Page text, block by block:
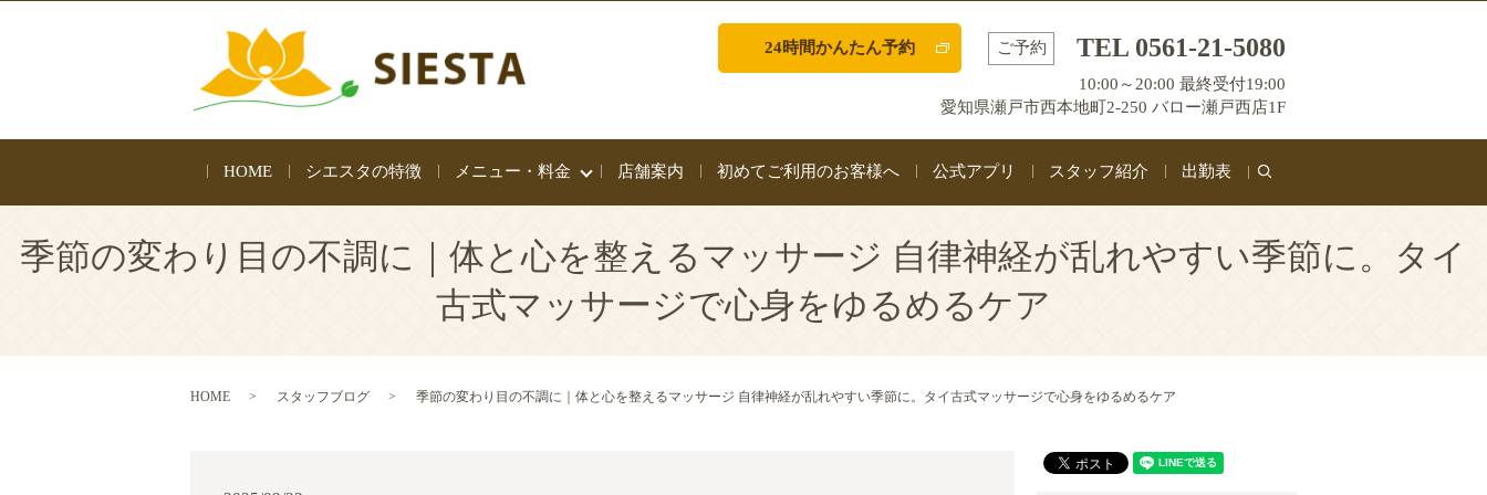
24時間かんたん予約 ご予約 TEL 0561-21-5080
10:00～20:00 最終受付19:00
愛知県瀬戸市西本地町2-250 バロー瀬戸西店1F
HOME シエスタの特徴 メニュー・料金 店舗案内 初めてご利用のお客様へ 公式アプリ スタッフ紹介 出勤表
search
季節の変わり目の不調に｜体と心を整えるマッサージ 自律神経が乱れやすい季節に。タイ
古式マッサージで心身をゆるめるケア
HOME スタッフブログ 季節の変わり目の不調に｜体と心を整えるマッサージ 自律神経が乱れやすい季節に。タイ古式マッサージで心身をゆるめるケア